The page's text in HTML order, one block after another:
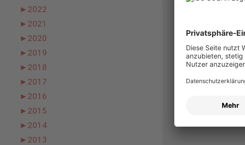
► 2022
► 2021
► 2020
► 2019
► 2018
► 2017
► 2016
► 2015
► 2014
► 2013